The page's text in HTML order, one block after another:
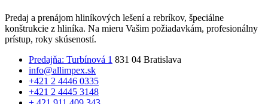
Predaj a prenájom hliníkových lešení a rebríkov, špeciálne
konštrukcie z hliníka. Na mieru Vašim požiadavkám, profesionálny
prístup, roky skúseností.
Predajňa: Turbínová 1 831 04 Bratislava
info@allimpex.sk
+421 2 4446 0335
+421 2 4445 3148